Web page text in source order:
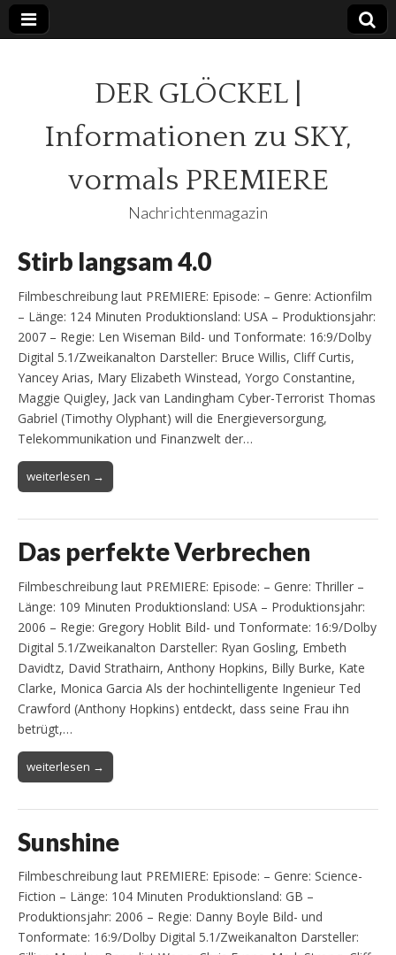
DER GLÖCKEL |
Informationen zu SKY,
vormals PREMIERE
Nachrichtenmagazin
Stirb langsam 4.0
Filmbeschreibung laut PREMIERE: Episode: – Genre: Actionfilm
– Länge: 124 Minuten Produktionsland: USA – Produktionsjahr:
2007 – Regie: Len Wiseman Bild- und Tonformate: 16:9/Dolby
Digital 5.1/Zweikanalton Darsteller: Bruce Willis, Cliff Curtis,
Yancey Arias, Mary Elizabeth Winstead, Yorgo Constantine,
Maggie Quigley, Jack van Landingham Cyber-Terrorist Thomas
Gabriel (Timothy Olyphant) will die Energieversorgung,
Telekommunikation und Finanzwelt der…
weiterlesen →
Das perfekte Verbrechen
Filmbeschreibung laut PREMIERE: Episode: – Genre: Thriller –
Länge: 109 Minuten Produktionsland: USA – Produktionsjahr:
2006 – Regie: Gregory Hoblit Bild- und Tonformate: 16:9/Dolby
Digital 5.1/Zweikanalton Darsteller: Ryan Gosling, Embeth
Davidtz, David Strathairn, Anthony Hopkins, Billy Burke, Kate
Clarke, Monica Garcia Als der hochintelligente Ingenieur Ted
Crawford (Anthony Hopkins) entdeckt, dass seine Frau ihn
betrügt,…
weiterlesen →
Sunshine
Filmbeschreibung laut PREMIERE: Episode: – Genre: Science-
Fiction – Länge: 104 Minuten Produktionsland: GB –
Produktionsjahr: 2006 – Regie: Danny Boyle Bild- und
Tonformate: 16:9/Dolby Digital 5.1/Zweikanalton Darsteller: